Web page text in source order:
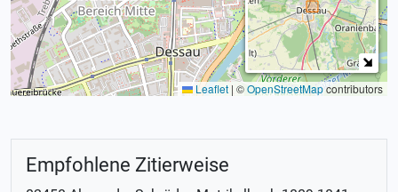
Leaflet | ©OpenStreetMapcontributors
Empfohlene Zitierweise